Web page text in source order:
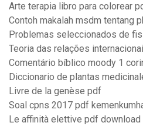
Arte terapia libro para colorear
Contoh makalah msdm tentang
Problemas seleccionados de
Teoria das relações
Comentário bíblico moody 1
Diccionario de plantas
Livre de la genèse pdf
Soal cpns 2017 pdf
Le affinità elettive pdf download